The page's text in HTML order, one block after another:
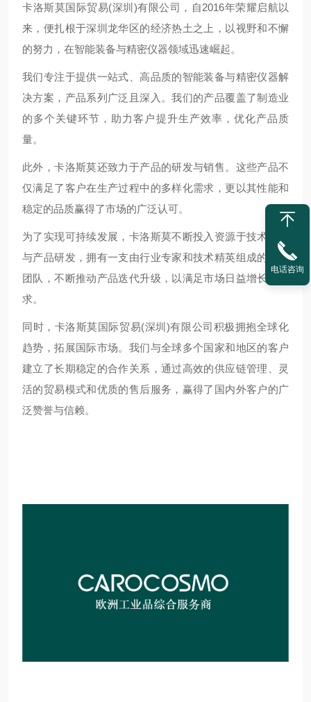
卡洛斯莫国际贸易(深圳)有限公司，自2016年荣耀启航以
来，便扎根于深圳龙华区的经济热土之上，以视野和不懈
的努力，在智能装备与精密仪器领域迅速崛起。
我们专注于提供一站式、高品质的智能装备与精密仪器解
决方案，产品系列广泛且深入。我们的产品覆盖了制造业
的多个关键环节，助力客户提升生产效率，优化产品质
量。
此外，卡洛斯莫还致力于产品的研发与销售。这些产品不
仅满足了客户在生产过程中的多样化需求，更以其性能和
稳定的品质赢得了市场的广泛认可。
为了实现可持续发展，卡洛斯莫不断投入资源于技术创新
与产品研发，拥有一支由行业专家和技术精英组成的精英
团队，不断推动产品迭代升级，以满足市场日益增长的需
求。
同时，卡洛斯莫国际贸易(深圳)有限公司积极拥抱全球化
趋势，拓展国际市场。我们与全球多个国家和地区的客户
建立了长期稳定的合作关系，通过高效的供应链管理、灵
活的贸易模式和优质的售后服务，赢得了国内外客户的广
泛赞誉与信赖。
电话咨询